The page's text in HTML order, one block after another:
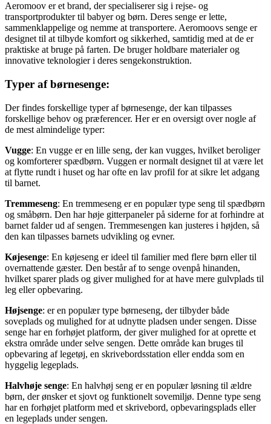
Aeromoov er et brand, der specialiserer sig i rejse- og
transportprodukter til babyer og børn. Deres senge er lette,
sammenklappelige og nemme at transportere. Aeromoovs senge er
designet til at tilbyde komfort og sikkerhed, samtidig med at de er
praktiske at bruge på farten. De bruger holdbare materialer og
innovative teknologier i deres sengekonstruktion.
Typer af børnesenge:
Der findes forskellige typer af børnesenge, der kan tilpasses
forskellige behov og præferencer. Her er en oversigt over nogle af
de mest almindelige typer:
Vugge: En vugge er en lille seng, der kan vugges, hvilket beroliger
og komforterer spædbørn. Vuggen er normalt designet til at være let
at flytte rundt i huset og har ofte en lav profil for at sikre let adgang
til barnet.
Tremmeseng: En tremmeseng er en populær type seng til spædbørn
og småbørn. Den har høje gitterpaneler på siderne for at forhindre at
barnet falder ud af sengen. Tremmesengen kan justeres i højden, så
den kan tilpasses barnets udvikling og evner.
Køjesenge: En køjeseng er ideel til familier med flere børn eller til
overnattende gæster. Den består af to senge ovenpå hinanden,
hvilket sparer plads og giver mulighed for at have mere gulvplads til
leg eller opbevaring.
Højsenge: er en populær type børneseng, der tilbyder både
soveplads og mulighed for at udnytte pladsen under sengen. Disse
senge har en forhøjet platform, der giver mulighed for at oprette et
ekstra område under selve sengen. Dette område kan bruges til
opbevaring af legetøj, en skrivebordsstation eller endda som en
hyggelig legeplads.
Halvhøje senge: En halvhøj seng er en populær løsning til ældre
børn, der ønsker et sjovt og funktionelt sovemiljø. Denne type seng
har en forhøjet platform med et skrivebord, opbevaringsplads eller
en legeplads under sengen.